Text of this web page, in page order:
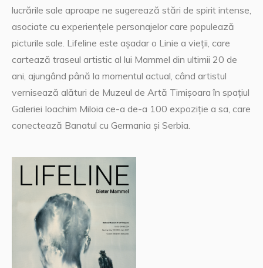
lucrările sale aproape ne sugerează stări de spirit intense,
asociate cu experiențele personajelor care populează
picturile sale. Lifeline este așadar o Linie a vieții, care
cartează traseul artistic al lui Mammel din ultimii 20 de
ani, ajungând până la momentul actual, când artistul
vernisează alături de Muzeul de Artă Timișoara în spațiul
Galeriei Ioachim Miloia ce-a de-a 100 expoziție a sa, care
conectează Banatul cu Germania și Serbia.